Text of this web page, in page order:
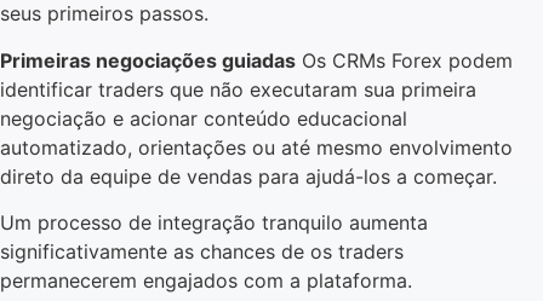
seus primeiros passos.
Primeiras negociações guiadas Os CRMs Forex podem
identificar traders que não executaram sua primeira
negociação e acionar conteúdo educacional
automatizado, orientações ou até mesmo envolvimento
direto da equipe de vendas para ajudá-los a começar.
Um processo de integração tranquilo aumenta
significativamente as chances de os traders
permanecerem engajados com a plataforma.